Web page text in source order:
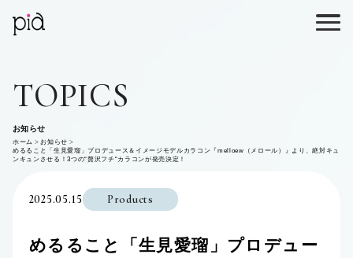
TOPICS
お知らせ
ホーム
お知らせ
めるること「生見愛瑠」プロデュース＆イメージモデルカラコン『melloew（メロール）』より、絶対キュ
ンキュンさせる！3つの“贅沢フチ“カラコンが発売決定！
2025.05.15 Products
めるること「生見愛瑠」プロデュー